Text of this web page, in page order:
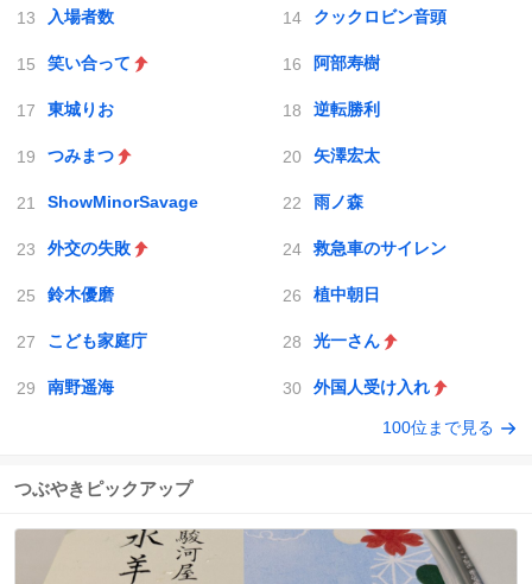
入場者数 クックロビン音頭
笑い合って 阿部寿樹
東城りお 逆転勝利
つみまつ 矢澤宏太
ShowMinorSavage 雨ノ森
外交の失敗 救急車のサイレン
鈴木優磨 植中朝日
こども家庭庁 光一さん
南野遥海 外国人受け入れ
100位まで見る
つぶやきピックアップ